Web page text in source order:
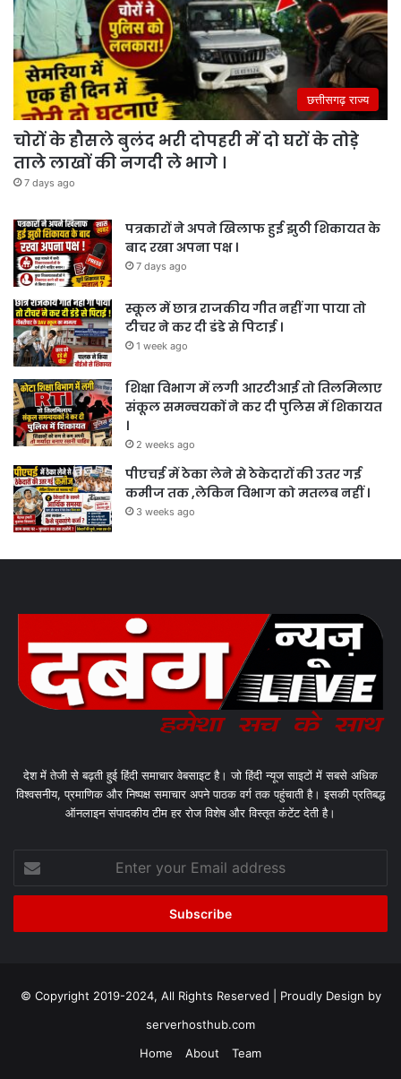
छत्तीसगढ़ राज्य
चोरों के हौसले बुलंद भरी दोपहरी में दो घरों के तोड़े
ताले लाखों की नगदी ले भागे ।
7 days ago
पत्रकारों ने अपने खिलाफ हुई झुठी शिकायत के
बाद रखा अपना पक्ष ।
7 days ago
स्कूल में छात्र राजकीय गीत नहीं गा पाया तो
टीचर ने कर दी डंडे से पिटाई ।
1 week ago
शिक्षा विभाग में लगी आरटीआई तो तिलमिलाए
संकूल समन्वयकों ने कर दी पुलिस में शिकायत
।
2 weeks ago
पीएचई में ठेका लेने से ठेकेदारों की उतर गई
कमीज तक ,लेकिन विभाग को मतलब नहीं ।
3 weeks ago
देश में तेजी से बढ़ती हुई हिंदी समाचार वेबसाइट है। जो हिंदी न्यूज साइटों में सबसे अधिक
विश्वसनीय, प्रमाणिक और निष्पक्ष समाचार अपने पाठक वर्ग तक पहुंचाती है। इसकी प्रतिबद्ध
ऑनलाइन संपादकीय टीम हर रोज विशेष और विस्तृत कंटेंट देती है।
your
Email
© Copyright 2019-2024, All Rights Reserved | Proudly Design by
serverhosthub.com
Home
About Team